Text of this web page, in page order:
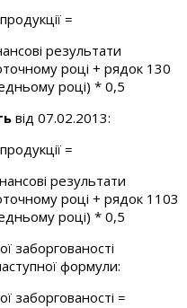
=
результати
році + рядок 130
році) * 0,5
від 07.02.2013:
=
результати
році + рядок 1103
році) * 0,5
заборгованості
формули:
заборгованості =